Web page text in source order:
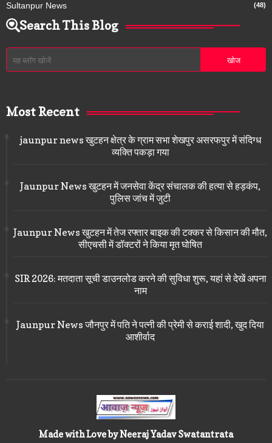
Sultanpur News (48)
Search This Blog
Most Recent
jaunpur news खुटहन क्षेत्र के ग्राम सभा शेखपुर असरफपुर में संदिग्ध
व्यक्ति पकड़ा गया
Jaunpur News खुटहन में जनसेवा केंद्र संचालक की हत्या से हड़कंप,
पुलिस जांच में जुटी
Jaunpur News खुटहन में तेज रफ्तार बाइक की टक्कर से किसान की मौत,
सीएचसी में डॉक्टरों ने किया मृत घोषित
SIR 2026: मतदाता सूची डाउनलोड करने की सुविधा शुरू, यहां से देखें अपना
नाम
Jaunpur News जौनपुर में पति ने पत्नी की प्रेमी से कराई शादी, खुद दिया
आशीर्वाद
Made with Love by Neeraj Yadav Swatantrata